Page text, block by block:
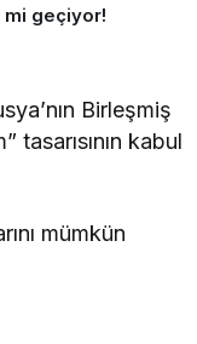
mi geçiyor!
Birleşmiş
kabul
mümkün